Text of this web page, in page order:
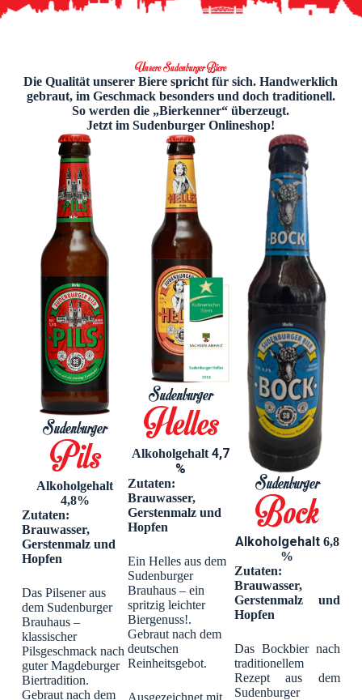
Unsere Sudenburger Biere
Die Qualität unserer Biere spricht für sich. Handwerklich
gebraut, im Geschmack besonders und doch traditionell.
So werden die „Bierkenner“ überzeugt.
Jetzt im Sudenburger Onlineshop!
Sudenburger
Pils
Alkoholgehalt
4,8%
Zutaten:
Brauwasser,
Gerstenmalz und
Hopfen
Das Pilsener aus
dem Sudenburger
Brauhaus –
klassischer
Pilsgeschmack nach
guter Magdeburger
Biertradition.
Gebraut nach dem
Sudenburger
Helles
Alkoholgehalt4,7
%
Zutaten:
Brauwasser,
Gerstenmalz und
Hopfen
Ein Helles aus dem
Sudenburger
Brauhaus – ein
spritzig leichter
Biergenuss!.
Gebraut nach dem
deutschen
Reinheitsgebot.
Ausgezeichnet mit
Sudenburger
Bock
Alkoholgehalt6,8
%
Zutaten:
Brauwasser,
Gerstenmalz und
Hopfen
Das Bockbier nach
traditionellem
Rezept aus dem
Sudenburger